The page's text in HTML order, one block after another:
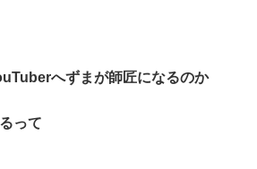
へずまが師匠になるのか
って